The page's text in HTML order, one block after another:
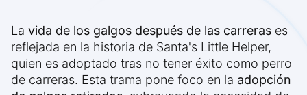
La vida de los galgos después de las carreras es
reflejada en la historia de Santa's Little Helper,
quien es adoptado tras no tener éxito como perro
de carreras. Esta trama pone foco en la adopción